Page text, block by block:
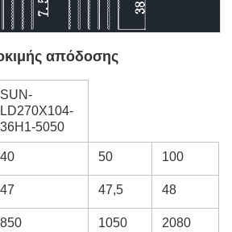
απόδοσης
SUN-
LD270X104-
36H1-5050
40 50 100
47 47,5 48
850 1050 2080